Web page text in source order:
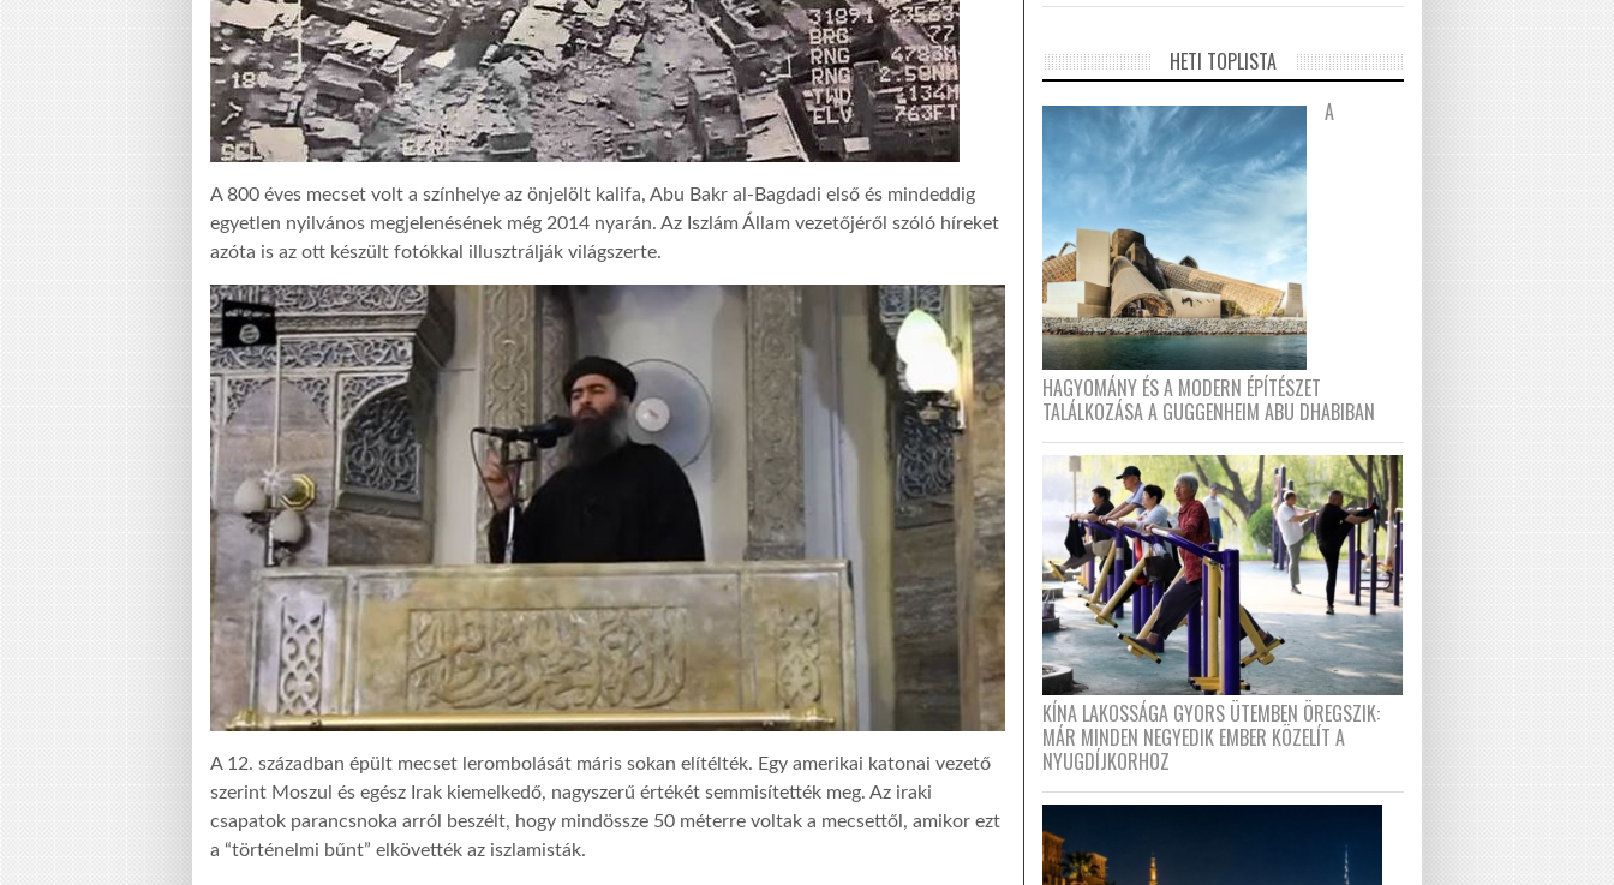
A 800 éves mecset volt a színhelye az önjelölt kalifa, Abu Bakr al-Bagdadi első és mindeddig
egyetlen nyilvános megjelenésének még 2014 nyarán. Az Iszlám Állam vezetőjéről szóló híreket
azóta is az ott készült fotókkal illusztrálják világszerte.
A 12. században épült mecset lerombolását máris sokan elítélték. Egy amerikai katonai vezető
szerint Moszul és egész Irak kiemelkedő, nagyszerű értékét semmisítették meg. Az iraki
csapatok parancsnoka arról beszélt, hogy mindössze 50 méterre voltak a mecsettől, amikor ezt
a “történelmi bűnt” elkövették az iszlamisták.
HETI TOPLISTA
A
HAGYOMÁNY ÉS A MODERN ÉPÍTÉSZET
TALÁLKOZÁSA A GUGGENHEIM ABU DHABIBAN
KÍNA LAKOSSÁGA GYORS ÜTEMBEN ÖREGSZIK:
MÁR MINDEN NEGYEDIK EMBER KÖZELÍT A
NYUGDÍJKORHOZ